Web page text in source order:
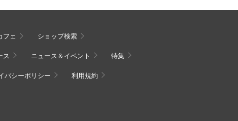
フェ ショップ検索
ス ニュース＆イベント 特集
バシーポリシー 利用規約